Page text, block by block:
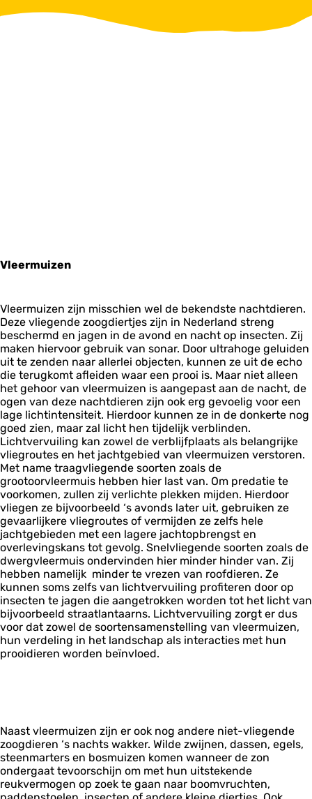
Vleermuizen
Vleermuizen zijn misschien wel de bekendste nachtdieren.
Deze vliegende zoogdiertjes zijn in Nederland streng
beschermd en jagen in de avond en nacht op insecten. Zij
maken hiervoor gebruik van sonar. Door ultrahoge geluiden
uit te zenden naar allerlei objecten, kunnen ze uit de echo
die terugkomt afleiden waar een prooi is. Maar niet alleen
het gehoor van vleermuizen is aangepast aan de nacht, de
ogen van deze nachtdieren zijn ook erg gevoelig voor een
lage lichtintensiteit. Hierdoor kunnen ze in de donkerte nog
goed zien, maar zal licht hen tijdelijk verblinden.
Lichtvervuiling kan zowel de verblijfplaats als belangrijke
vliegroutes en het jachtgebied van vleermuizen verstoren.
Met name traagvliegende soorten zoals de
grootoorvleermuis hebben hier last van. Om predatie te
voorkomen, zullen zij verlichte plekken mijden. Hierdoor
vliegen ze bijvoorbeeld ‘s avonds later uit, gebruiken ze
gevaarlijkere vliegroutes of vermijden ze zelfs hele
jachtgebieden met een lagere jachtopbrengst en
overlevingskans tot gevolg. Snelvliegende soorten zoals de
dwergvleermuis ondervinden hier minder hinder van. Zij
hebben namelijk minder te vrezen van roofdieren. Ze
kunnen soms zelfs van lichtvervuiling profiteren door op
insecten te jagen die aangetrokken worden tot het licht van
bijvoorbeeld straatlantaarns. Lichtvervuiling zorgt er dus
voor dat zowel de soortensamenstelling van vleermuizen,
hun verdeling in het landschap als interacties met hun
prooidieren worden beïnvloed.
Naast vleermuizen zijn er ook nog andere niet-vliegende
zoogdieren ‘s nachts wakker. Wilde zwijnen, dassen, egels,
steenmarters en bosmuizen komen wanneer de zon
ondergaat tevoorschijn om met hun uitstekende
reukvermogen op zoek te gaan naar boomvruchten,